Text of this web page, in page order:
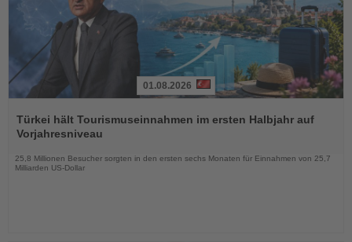
Sie
die
Nachrichten
01.08.2026
Türkei hält Tourismuseinnahmen im ersten Halbjahr auf
Vorjahresniveau
25,8 Millionen Besucher sorgten in den ersten sechs Monaten für Einnahmen von 25,7
Milliarden US-Dollar